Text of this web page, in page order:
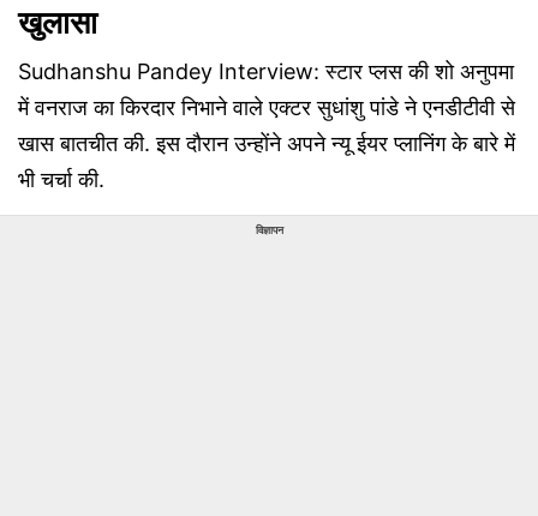
खुलासा
Sudhanshu Pandey Interview: स्टार प्लस की शो अनुपमा
में वनराज का किरदार निभाने वाले एक्टर सुधांशु पांडे ने एनडीटीवी से
खास बातचीत की. इस दौरान उन्होंने अपने न्यू ईयर प्लानिंग के बारे में
भी चर्चा की.
विज्ञापन